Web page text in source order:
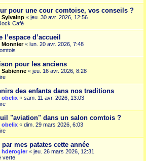
pour une cour comtoise, vos conseils ?
Sylvainp « jeu. 30 avr. 2026, 12:56
Café
l’espace d’accueil
Monnier« lun. 20 avr. 2026, 7:48
pour les anciens
Sabienne « jeu. 16 avr. 2026, 8:28
des enfants dans nos traditions
obelix « sam. 11 avr. 2026, 13:03
"aviation" dans un salon comtois ?
obelix « dim. 29 mars 2026, 6:03
mes patates cette année
hderogier « jeu. 26 mars 2026, 12:31
verte